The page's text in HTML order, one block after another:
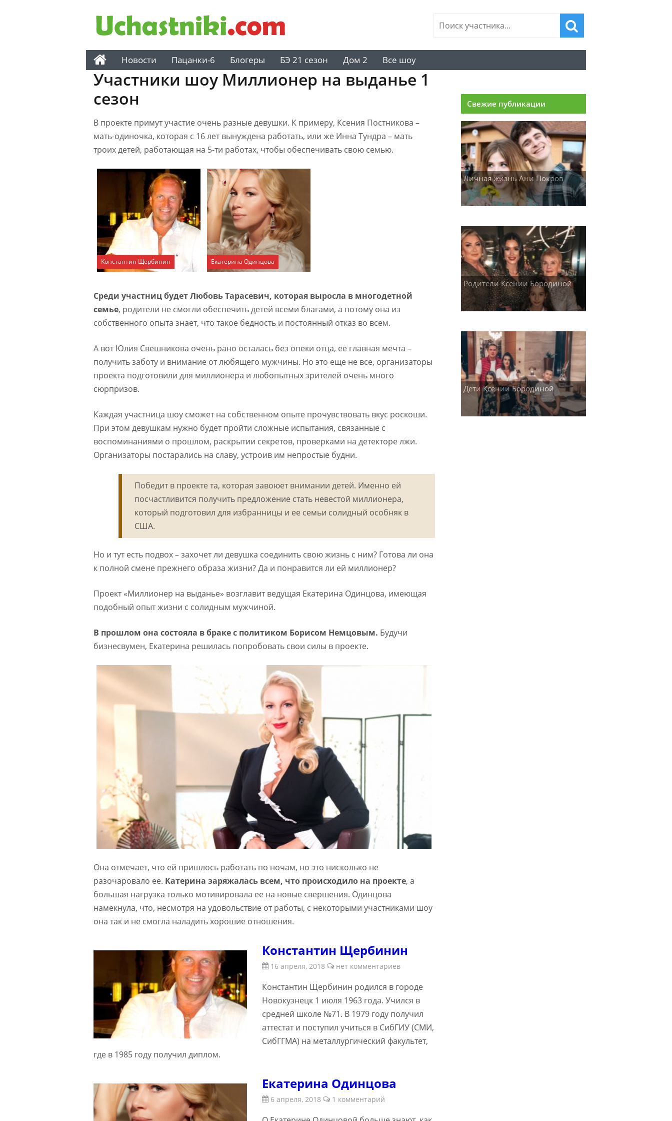
Новости Пацанки-6 Блогеры БЭ 21 сезон Дом 2 Все шоу
Участники шоу Миллионер на выданье 1
сезон
В проекте примут участие очень разные девушки. К примеру, Ксения Постникова –
мать-одиночка, которая с 16 лет вынуждена работать, или же Инна Тундра – мать
троих детей, работающая на 5-ти работах, чтобы обеспечивать свою семью.
Константин Щербинин Екатерина Одинцова
Среди участниц будет Любовь Тарасевич, которая выросла в многодетной
семье, родители не смогли обеспечить детей всеми благами, а потому она из
собственного опыта знает, что такое бедность и постоянный отказ во всем.
А вот Юлия Свешникова очень рано осталась без опеки отца, ее главная мечта –
получить заботу и внимание от любящего мужчины. Но это еще не все, организаторы
проекта подготовили для миллионера и любопытных зрителей очень много
сюрпризов.
Каждая участница шоу сможет на собственном опыте прочувствовать вкус роскоши.
При этом девушкам нужно будет пройти сложные испытания, связанные с
воспоминаниями о прошлом, раскрытии секретов, проверками на детекторе лжи.
Организаторы постарались на славу, устроив им непростые будни.
Победит в проекте та, которая завоюет внимании детей. Именно ей
посчастливится получить предложение стать невестой миллионера,
который подготовил для избранницы и ее семьи солидный особняк в
США.
Но и тут есть подвох – захочет ли девушка соединить свою жизнь с ним? Готова ли она
к полной смене прежнего образа жизни? Да и понравится ли ей миллионер?
Проект «Миллионер на выданье» возглавит ведущая Екатерина Одинцова, имеющая
подобный опыт жизни с солидным мужчиной.
В прошлом она состояла в браке с политиком Борисом Немцовым. Будучи
бизнесвумен, Екатерина решилась попробовать свои силы в проекте.
Она отмечает, что ей пришлось работать по ночам, но это нисколько не
разочаровало ее. Катерина заряжалась всем, что происходило на проекте, а
большая нагрузка только мотивировала ее на новые свершения. Одинцова
намекнула, что, несмотря на удовольствие от работы, с некоторыми участниками шоу
она так и не смогла наладить хорошие отношения.
Константин Щербинин
16 апреля, 2018 нет комментариев
Константин Щербинин родился в городе
Новокузнецк 1 июля 1963 года. Учился в
средней школе №71. В 1979 году получил
аттестат и поступил учиться в СибГИУ (СМИ,
СибГГМА) на металлургический факультет,
где в 1985 году получил диплом.
Екатерина Одинцова
6 апреля, 2018 1 комментарий
Свежие публикации
Личная жизнь Ани Покров
Родители Ксении Бородиной
Дети Ксении Бородиной